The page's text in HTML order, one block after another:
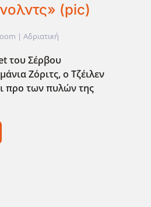
(pic)
| Αδριατική
του Σέρβου
Ζόριτς, ο Τζέιλεν
προ των πυλών της